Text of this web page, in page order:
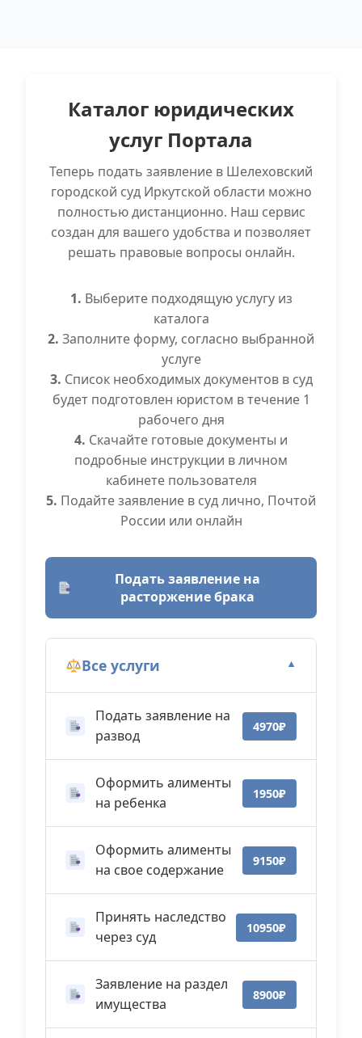
Каталог юридических
услуг Портала
Теперь подать заявление в Шелеховский
городской суд Иркутской области можно
полностью дистанционно. Наш сервис
создан для вашего удобства и позволяет
решать правовые вопросы онлайн.
1. Выберите подходящую услугу из
каталога
2. Заполните форму, согласно выбранной
услуге
3. Список необходимых документов в суд
будет подготовлен юристом в течение 1
рабочего дня
4. Скачайте готовые документы и
подробные инструкции в личном
кабинете пользователя
5. Подайте заявление в суд лично, Почтой
России или онлайн
Подать заявление на
расторжение брака
Все услуги ▼
Подать заявление на
развод
4970₽
Оформить алименты
на ребенка
1950₽
Оформить алименты
на свое содержание
9150₽
Принять наследство
через суд
10950₽
Заявление на раздел
имущества
8900₽